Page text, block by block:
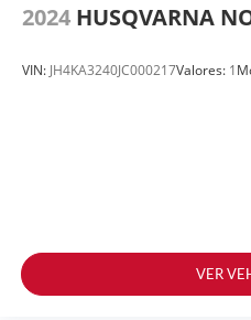
2024 HUSQVARNA
VIN: JH4KA3240JC000217Valores: 1
VER